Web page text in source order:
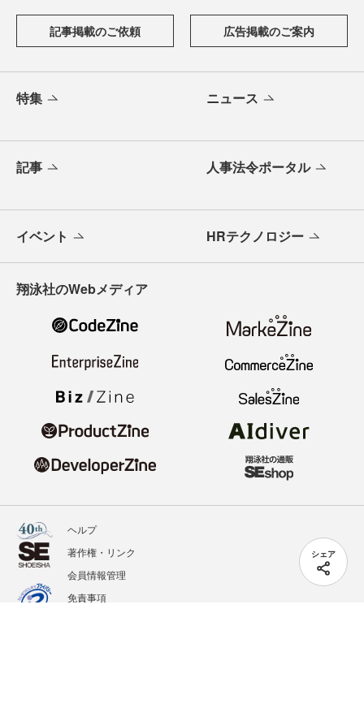
シェア
記事掲載のご依頼 広告掲載のご案内
特集 ニュース
記事 人事法令ポータル
イベント HRテクノロジー
翔泳社のWebメディア
ヘルプ
著作権・リンク
会員情報管理
免責事項